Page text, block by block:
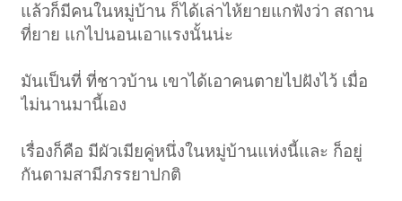
แล้วก็มีคนในหมู่บ้าน ก็ได้เล่าไห้ยายแกฟังว่า สถาน
ที่ยาย แกไปนอนเอาแรงนั้นน่ะ
มันเป็นที่ ที่ชาวบ้าน เขาได้เอาคนตายไปฝังไว้ เมื่อ
ไม่นานมานี้เอง
เรื่องก็คือ มีผัวเมียคู่หนึ่งในหมู่บ้านแห่งนี้และ ก็อยู่
กันตามสามีภรรยาปกติ